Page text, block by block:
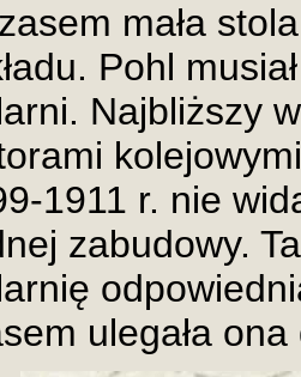
mała
Pohl
Najbliższy
1911 r. nie
zabudowy.
ulegała